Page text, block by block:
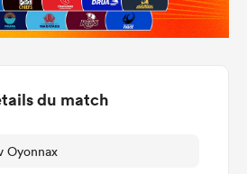
du match
Oyonnax